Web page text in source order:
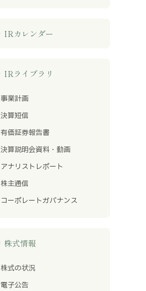
IRカレンダー
IRライブラリ
事業計画
決算短信
有価証券報告書
決算説明会資料・動画
アナリストレポート
株主通信
コーポレートガバナンス
株式情報
株式の状況
電子公告